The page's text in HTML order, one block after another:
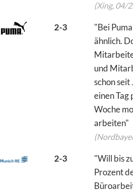
(Xing, 04/
2-3
"Bei
ähnlich.
und
schon seit
einen Tag
Woche
arbeiten"
2-3
"Will bis
Prozent